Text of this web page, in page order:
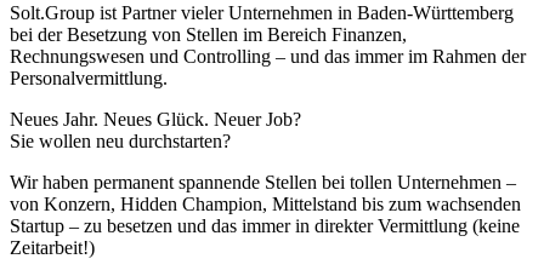
Solt.Group ist Partner vieler Unternehmen in Baden-Württemberg
bei der Besetzung von Stellen im Bereich Finanzen,
Rechnungswesen und Controlling – und das immer im Rahmen der
Personalvermittlung.
Neues Jahr. Neues Glück. Neuer Job?
Sie wollen neu durchstarten?
Wir haben permanent spannende Stellen bei tollen Unternehmen –
von Konzern, Hidden Champion, Mittelstand bis zum wachsenden
Startup – zu besetzen und das immer in direkter Vermittlung (keine
Zeitarbeit!)